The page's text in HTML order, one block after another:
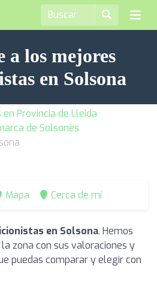
a los mejores
en Solsona
Provincia de Lleida
de Solsonès
Mapa Cerca de mí
en Solsona. Hemos
zona con sus valoraciones y
puedas comparar y elegir con